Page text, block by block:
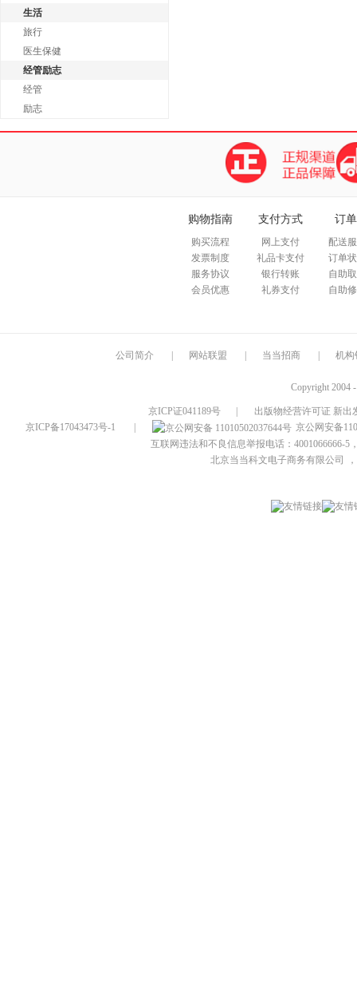
生活
旅行
医生保健
经管励志
经管
励志
购物指南
购买流程
发票制度
服务协议
会员优惠
支付方式
网上支付
礼品卡支付
银行转账
礼券支付
订
配送
订单
自助
自助
公司简介 网站联盟 当当招商 机构
Copyright 2004
京ICP证041189号
出版物经营许可证 新出
京ICP备17043473号-1
京公网安备
互联网违法和不良信息举报电话：4001066666-5
北京当当科文电子商务有限公司